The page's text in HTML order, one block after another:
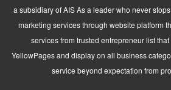
a subsidiary of AIS As a leader who never
marketing services through website platform
services from trusted entrepreneur list
YellowPages and display on all business
service beyond expectation from